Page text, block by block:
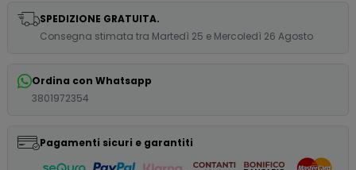
SPEDIZIONE GRATUITA.
Consegna stimata tra Martedì 25 e Mercoledì 26 Agosto
Ordina con Whatsapp
3801972354
Pagamenti sicuri e garantiti